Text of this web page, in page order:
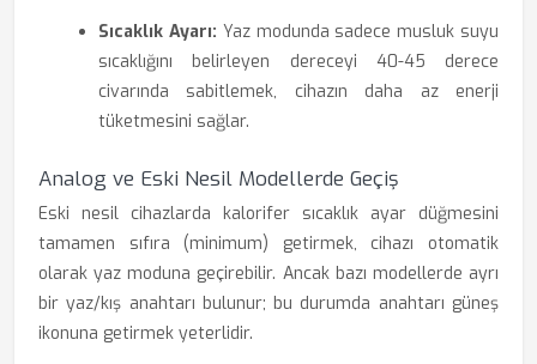
Sıcaklık Ayarı: Yaz modunda sadece musluk suyu
sıcaklığını belirleyen dereceyi 40-45 derece
civarında sabitlemek, cihazın daha az enerji
tüketmesini sağlar.
Analog ve Eski Nesil Modellerde Geçiş
Eski nesil cihazlarda kalorifer sıcaklık ayar düğmesini
tamamen sıfıra (minimum) getirmek, cihazı otomatik
olarak yaz moduna geçirebilir. Ancak bazı modellerde ayrı
bir yaz/kış anahtarı bulunur; bu durumda anahtarı güneş
ikonuna getirmek yeterlidir.